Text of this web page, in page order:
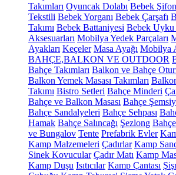
Takımları Oyuncak Dolabı Bebek
Tekstili Bebek Yorganı Bebek Çarşafı
Takımı Bebek Battaniyesi Bebek Uyku
Aksesuarları Mobilya Yedek Parçaları
Ayakları Keçeler Masa Ayağı Mobilya
BAHÇE,BALKON VE OUTDOOR
Bahçe Takımları Balkon ve Bahçe
Balkon Yemek Masası Takımları
Takımı Bistro Setleri Bahçe Minderi
Bahçe ve Balkon Masası Bahçe
Bahçe Sandalyeleri Bahçe Sehpası
Hamak Bahçe Salıncağı Şezlong
ve Bungalov Tente Prefabrik Evler
Kamp Malzemeleri Çadırlar Kamp
Sinek Kovucular Çadır Matı Kamp
Kamp Duşu Isıtıcılar Kamp Çantası